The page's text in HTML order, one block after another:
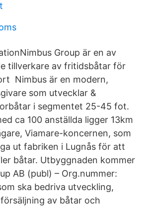
Group är en av
tillverkare av fritidsbåtar för
Nimbus är en modern,
som utvecklar &
i segmentet 25-45 fot.
ca 100 anställda ligger 13km
Viamare-koncernen, som
ut fabriken i Lugnås för att
båtar. Utbyggnaden kommer
AB (publ) – Org.nummer:
ska bedriva utveckling,
av båtar och